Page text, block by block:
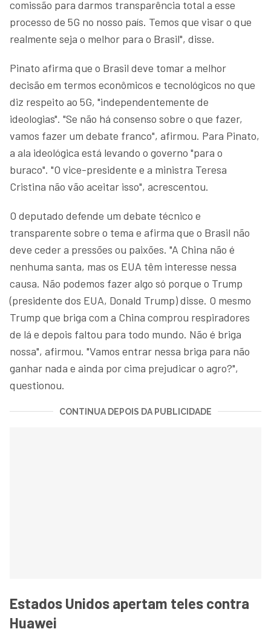
comissão para darmos transparência total a esse
processo de 5G no nosso país. Temos que visar o que
realmente seja o melhor para o Brasil", disse.
Pinato afirma que o Brasil deve tomar a melhor
decisão em termos econômicos e tecnológicos no que
diz respeito ao 5G, "independentemente de
ideologias". "Se não há consenso sobre o que fazer,
vamos fazer um debate franco", afirmou. Para Pinato,
a ala ideológica está levando o governo "para o
buraco". "O vice-presidente e a ministra Teresa
Cristina não vão aceitar isso", acrescentou.
O deputado defende um debate técnico e
transparente sobre o tema e afirma que o Brasil não
deve ceder a pressões ou paixões. "A China não é
nenhuma santa, mas os EUA têm interesse nessa
causa. Não podemos fazer algo só porque o Trump
(presidente dos EUA, Donald Trump) disse. O mesmo
Trump que briga com a China comprou respiradores
de lá e depois faltou para todo mundo. Não é briga
nossa", afirmou. "Vamos entrar nessa briga para não
ganhar nada e ainda por cima prejudicar o agro?",
questionou.
CONTINUA DEPOIS DA PUBLICIDADE
Estados Unidos apertam teles contra
Huawei